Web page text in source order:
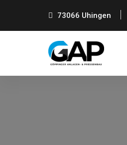
73066 Uhingen